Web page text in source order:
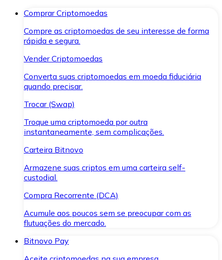
Comprar Criptomoedas
Compre as criptomoedas de seu interesse de forma
rápida e segura.
Vender Criptomoedas
Converta suas criptomoedas em moeda fiduciária
quando precisar.
Trocar (Swap)
Troque uma criptomoeda por outra
instantaneamente, sem complicações.
Carteira Bitnovo
Armazene suas criptos em uma carteira self-
custodial.
Compra Recorrente (DCA)
Acumule aos poucos sem se preocupar com as
flutuações do mercado.
Bitnovo Pay